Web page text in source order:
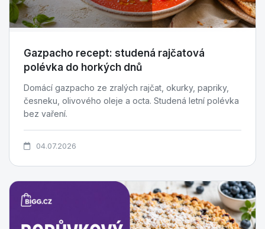
Gazpacho recept: studená rajčatová
polévka do horkých dnů
Domácí gazpacho ze zralých rajčat, okurky, papriky,
česneku, olivového oleje a octa. Studená letní polévka
bez vaření.
04.07.2026